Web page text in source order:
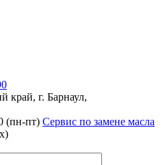
край, г. Барнаул,
(пн-пт) Сервис по замене масла